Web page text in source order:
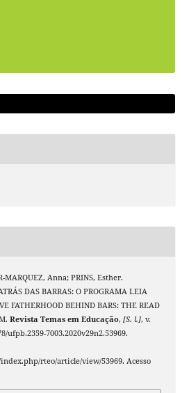
MARQUEZ, Anna; PRINS, Esther.
DAS BARRAS: O PROGRAMA LEIA
FATHERHOOD BEHIND BARS: THE READ
Revista Temas em Educação, [S. l.], v.
ufpb.2359-7003.2020v29n2.53969.
rteo/article/view/53969. Acesso